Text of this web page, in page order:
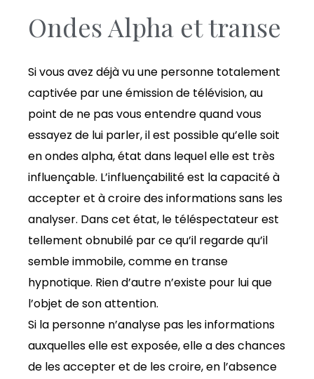
Ondes Alpha et transe
Si vous avez déjà vu une personne totalement
captivée par une émission de télévision, au
point de ne pas vous entendre quand vous
essayez de lui parler, il est possible qu’elle soit
en ondes alpha, état dans lequel elle est très
influençable. L’influençabilité est la capacité à
accepter et à croire des informations sans les
analyser. Dans cet état, le téléspectateur est
tellement obnubilé par ce qu’il regarde qu’il
semble immobile, comme en transe
hypnotique. Rien d’autre n’existe pour lui que
l’objet de son attention.
Si la personne n’analyse pas les informations
auxquelles elle est exposée, elle a des chances
de les accepter et de les croire, en l’absence